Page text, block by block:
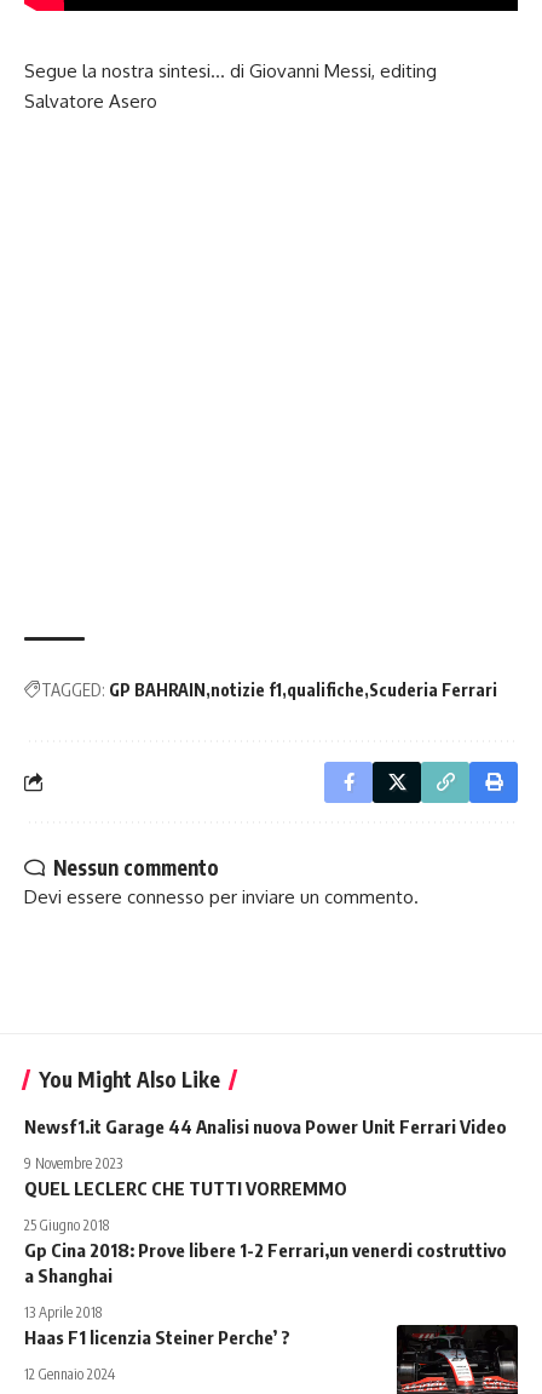
Segue la nostra sintesi… di Giovanni Messi, editing
Salvatore Asero
TAGGED: GP BAHRAIN notizie f1 qualifiche Scuderia Ferrari
Nessun commento
Devi essere connesso per inviare un commento.
You Might Also Like
Newsf1.it Garage 44 Analisi nuova Power Unit Ferrari Video
9 Novembre 2023
QUEL LECLERC CHE TUTTI VORREMMO
25 Giugno 2018
Gp Cina 2018: Prove libere 1-2 Ferrari,un venerdi costruttivo
a Shanghai
13 Aprile 2018
Haas F1 licenzia Steiner Perche’ ?
12 Gennaio 2024